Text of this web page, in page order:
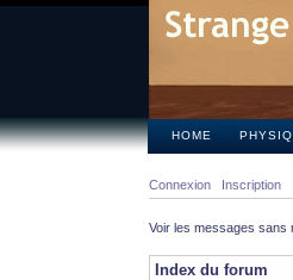
HOME
Connexion Inscription
Voir les messages sans
Index du forum